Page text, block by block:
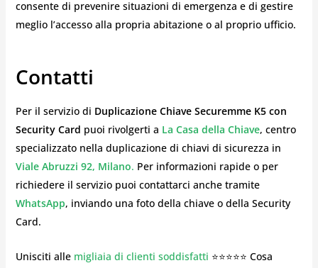
consente di prevenire situazioni di emergenza e di gestire
meglio l’accesso alla propria abitazione o al proprio ufficio.
Contatti
Per il servizio di Duplicazione Chiave Securemme K5 con
Security Card puoi rivolgerti a La Casa della Chiave, centro
specializzato nella duplicazione di chiavi di sicurezza in
Viale Abruzzi 92, Milano. Per informazioni rapide o per
richiedere il servizio puoi contattarci anche tramite
WhatsApp, inviando una foto della chiave o della Security
Card.
Unisciti alle migliaia di clienti soddisfatti ⭐⭐⭐⭐⭐ Cosa